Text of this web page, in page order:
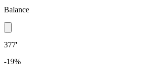
Balance
377'
-19%